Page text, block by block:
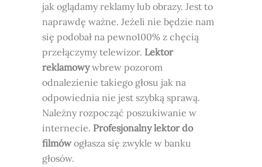
jak oglądamy reklamy lub obrazy. Jest to
naprawdę ważne. Jeżeli nie będzie nam
się podobał na pewno100% z chęcią
przełączymy telewizor. Lektor
reklamowywbrew pozorom
odnalezienie takiego głosu jak na
odpowiednia nie jest szybką sprawą.
Należny rozpocząć poszukiwanie w
internecie. Profesjonalny lektor do
filmówogłasza się zwykle w banku
głosów.